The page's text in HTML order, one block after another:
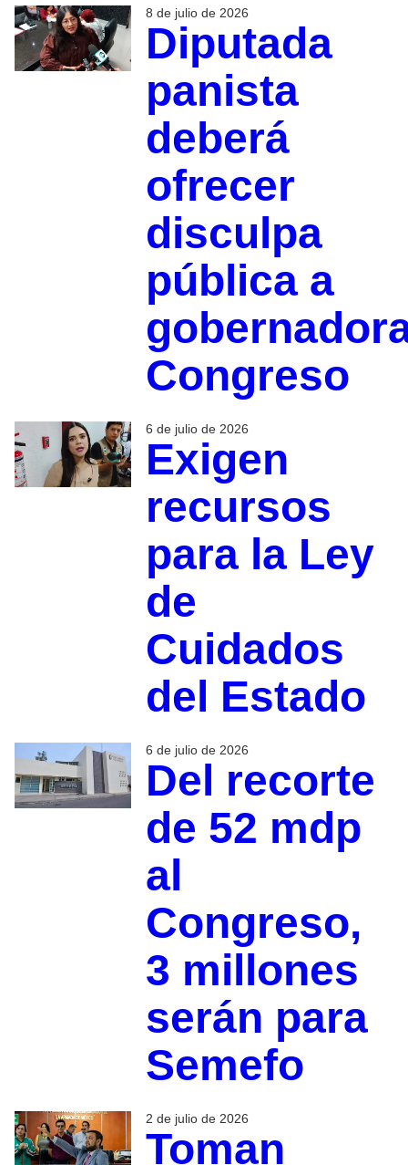
8 de julio de 2026
Diputada
panista
deberá
ofrecer
disculpa
pública a
Congreso
6 de julio de 2026
Exigen
recursos
para la Ley
de
Cuidados
del Estado
6 de julio de 2026
Del recorte
de 52 mdp
al
Congreso,
3 millones
serán para
Semefo
2 de julio de 2026
Toman